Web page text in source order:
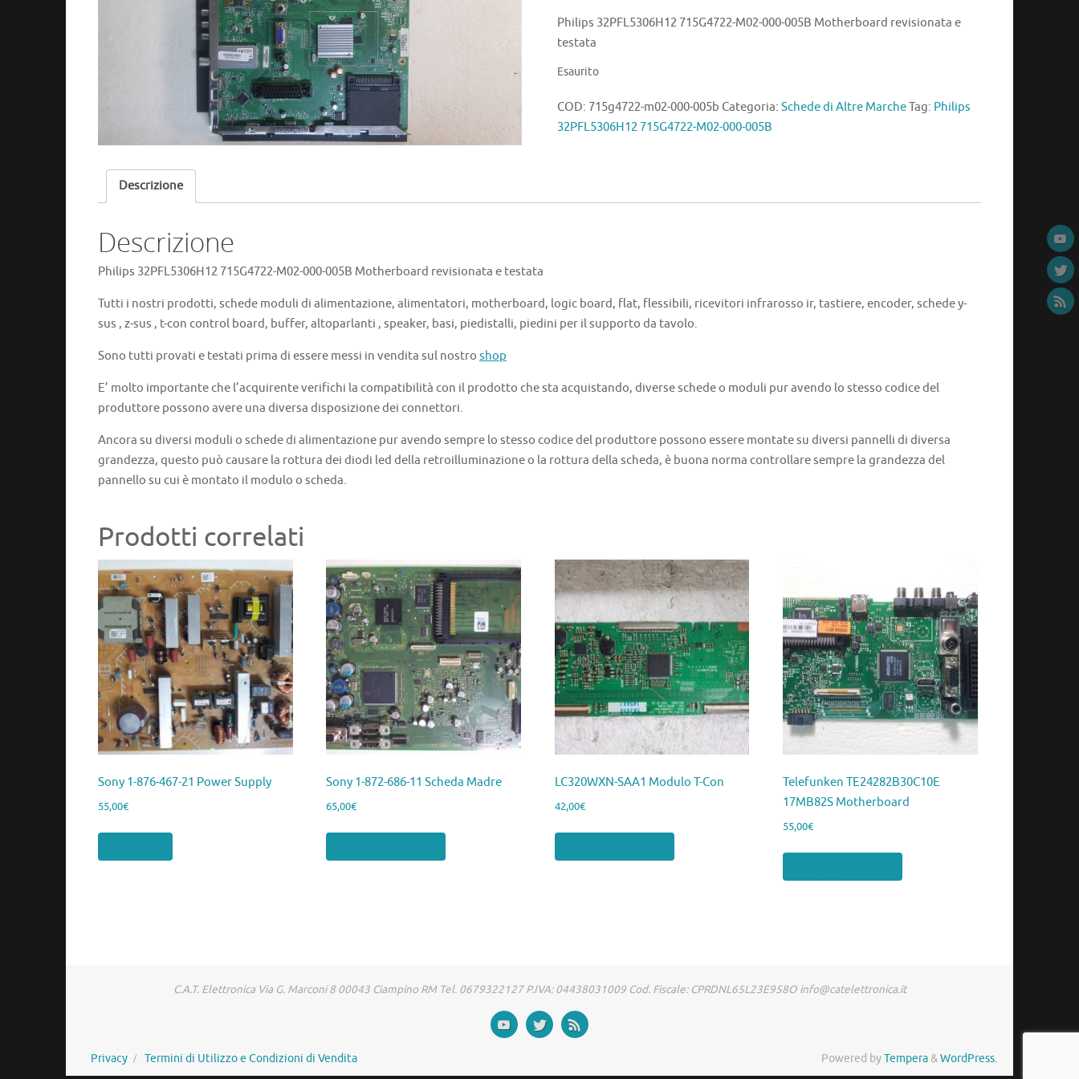
Philips 32PFL5306H12 715G4722-M02-000-005B Motherboard revisionata e
testata
Esaurito
COD: 715g4722-m02-000-005b Categoria: Schede di Altre MarcheTag: Philips
32PFL5306H12 715G4722-M02-000-005B
Descrizione
Descrizione
Philips 32PFL5306H12 715G4722-M02-000-005B Motherboard revisionata e testata
Tutti i nostri prodotti, schede moduli di alimentazione, alimentatori, motherboard, logic board, flat, flessibili, ricevitori infrarosso ir, tastiere, encoder, schede y-
sus , z-sus , t-con control board, buffer, altoparlanti , speaker, basi, piedistalli, piedini per il supporto da tavolo.
Sono tutti provati e testati prima di essere messi in vendita sul nostro shop
E’ molto importante che l’acquirente verifichi la compatibilità con il prodotto che sta acquistando, diverse schede o moduli pur avendo lo stesso codice del
produttore possono avere una diversa disposizione dei connettori.
Ancora su diversi moduli o schede di alimentazione pur avendo sempre lo stesso codice del produttore possono essere montate su diversi pannelli di diversa
grandezza, questo può causare la rottura dei diodi led della retroilluminazione o la rottura della scheda, è buona norma controllare sempre la grandezza del
pannello su cui è montato il modulo o scheda.
Prodotti correlati
Sony 1-876-467-21 Power Supply
55,00€
Sony 1-872-686-11 Scheda Madre
65,00€
LC320WXN-SAA1 Modulo T-Con
42,00€
Telefunken TE24282B30C10E
17MB82S Motherboard
55,00€
C.A.T. Elettronica Via G. Marconi 8 00043 Ciampino RM Tel. 0679322127 P.IVA: 04438031009 Cod. Fiscale: CPRDNL65L23E958O info@catelettronica.it
Privacy Termini di Utilizzo e Condizioni di Vendita Powered byTempera&WordPress.